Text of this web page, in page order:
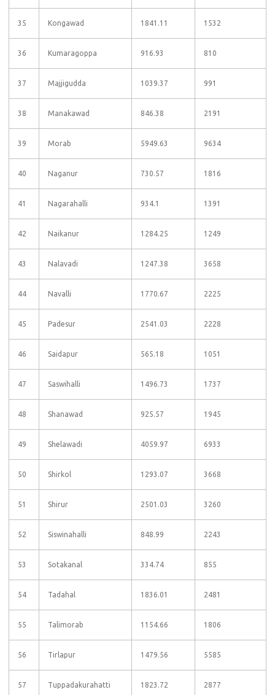
35 Kongawad 1841.11 1532
36 Kumaragoppa 916.93 810
37 Majjigudda 1039.37 991
38 Manakawad 846.38 2191
39 Morab 5949.63 9634
40 Naganur 730.57 1816
41 Nagarahalli 934.1 1391
42 Naikanur 1284.25 1249
43 Nalavadi 1247.38 3658
44 Navalli 1770.67 2225
45 Padesur 2541.03 2228
46 Saidapur 565.18 1051
47 Saswihalli 1496.73 1737
48 Shanawad 925.57 1945
49 Shelawadi 4059.97 6933
50 Shirkol 1293.07 3668
51 Shirur 2501.03 3260
52 Siswinahalli 848.99 2243
53 Sotakanal 334.74 855
54 Tadahal 1836.01 2481
55 Talimorab 1154.66 1806
56 Tirlapur 1479.56 5585
57 Tuppadakurahatti 1823.72 2877